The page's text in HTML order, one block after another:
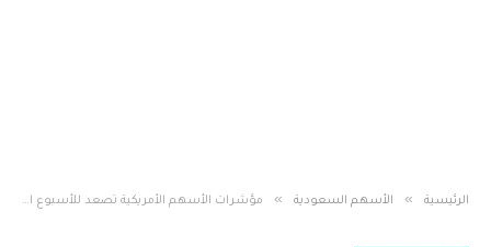
الرئيسية » الأسهم السعودية » مؤشرات الأسهم الأمريكية تصعد للأسبوع الثاني مع تراجع مخاوف الرسوم